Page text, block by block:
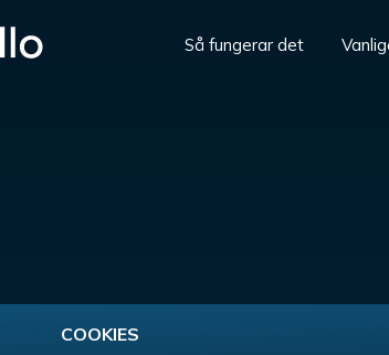
Så fungerar det
COOKIES